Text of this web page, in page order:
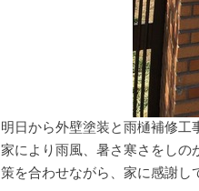
明日から外壁塗装と雨樋補修工
家により雨風、暑さ寒さをしの
策を合わせながら、家に感謝し